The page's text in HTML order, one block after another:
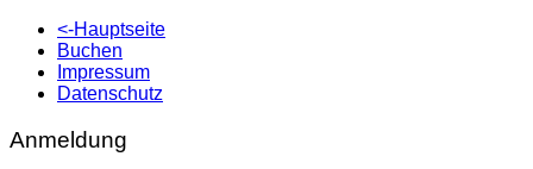
<-Hauptseite
Buchen
Impressum
Datenschutz
Anmeldung